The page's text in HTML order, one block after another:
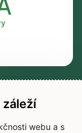
záleží
webu a s